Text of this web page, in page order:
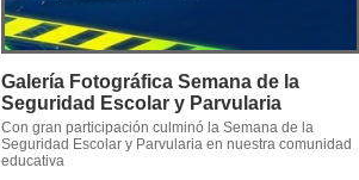
Galería Fotográfica Semana de la
Seguridad Escolar y Parvularia
Con gran participación culminó la Semana de la
Seguridad Escolar y Parvularia en nuestra comunidad
educativa